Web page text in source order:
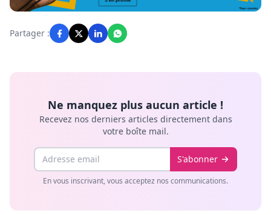
Partager :
Ne manquez plus aucun article !
Recevez nos derniers articles directement dans
votre boîte mail.
Email S'abonner
En vous inscrivant, vous acceptez nos communications.